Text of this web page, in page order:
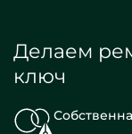
Делаем
ключ